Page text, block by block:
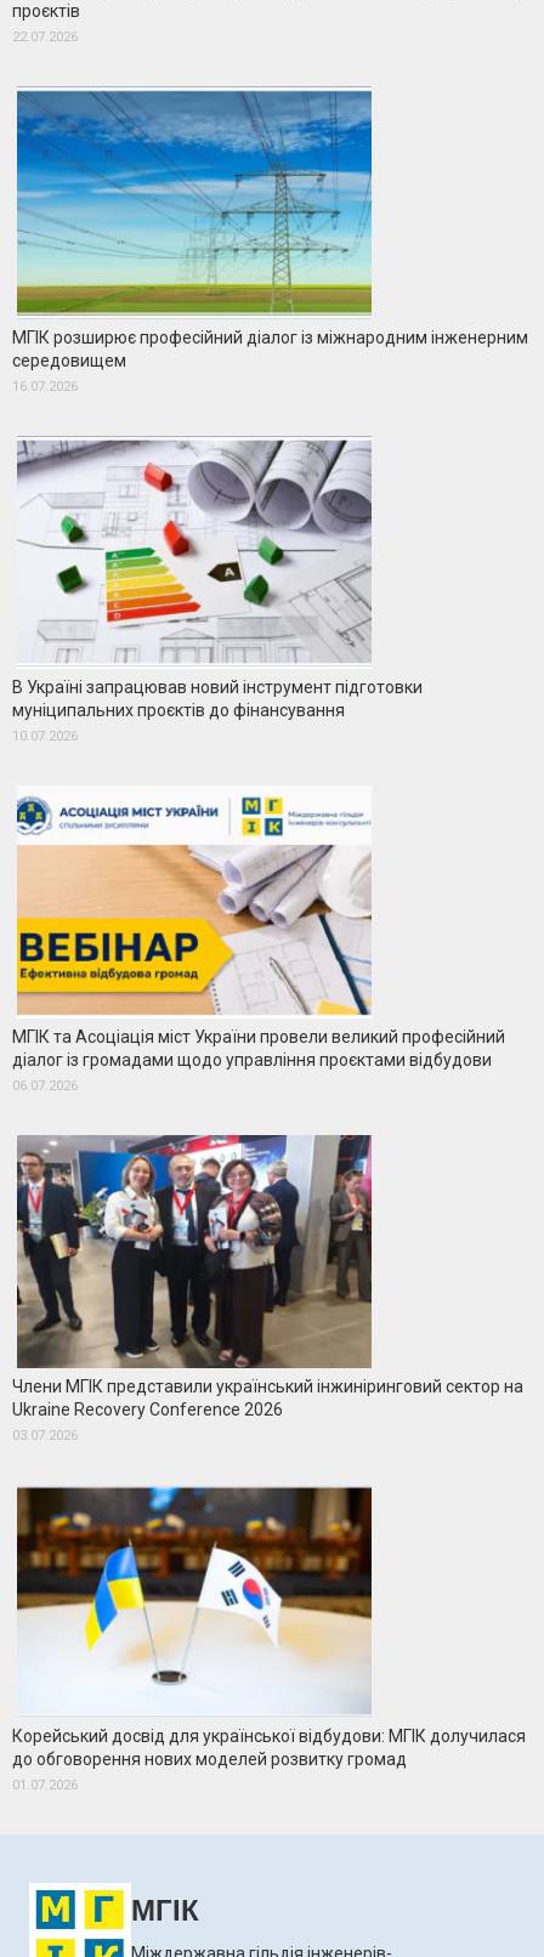
проєктів
22.07.2026
МГІК розширює професійний діалог із міжнародним інженерним
середовищем
16.07.2026
В Україні запрацював новий інструмент підготовки
муніципальних проєктів до фінансування
10.07.2026
МГІК та Асоціація міст України провели великий професійний
діалог із громадами щодо управління проєктами відбудови
06.07.2026
Члени МГІК представили український інжиніринговий сектор на
Ukraine Recovery Conference 2026
03.07.2026
Корейський досвід для української відбудови: МГІК долучилася
до обговорення нових моделей розвитку громад
01.07.2026
МГІК